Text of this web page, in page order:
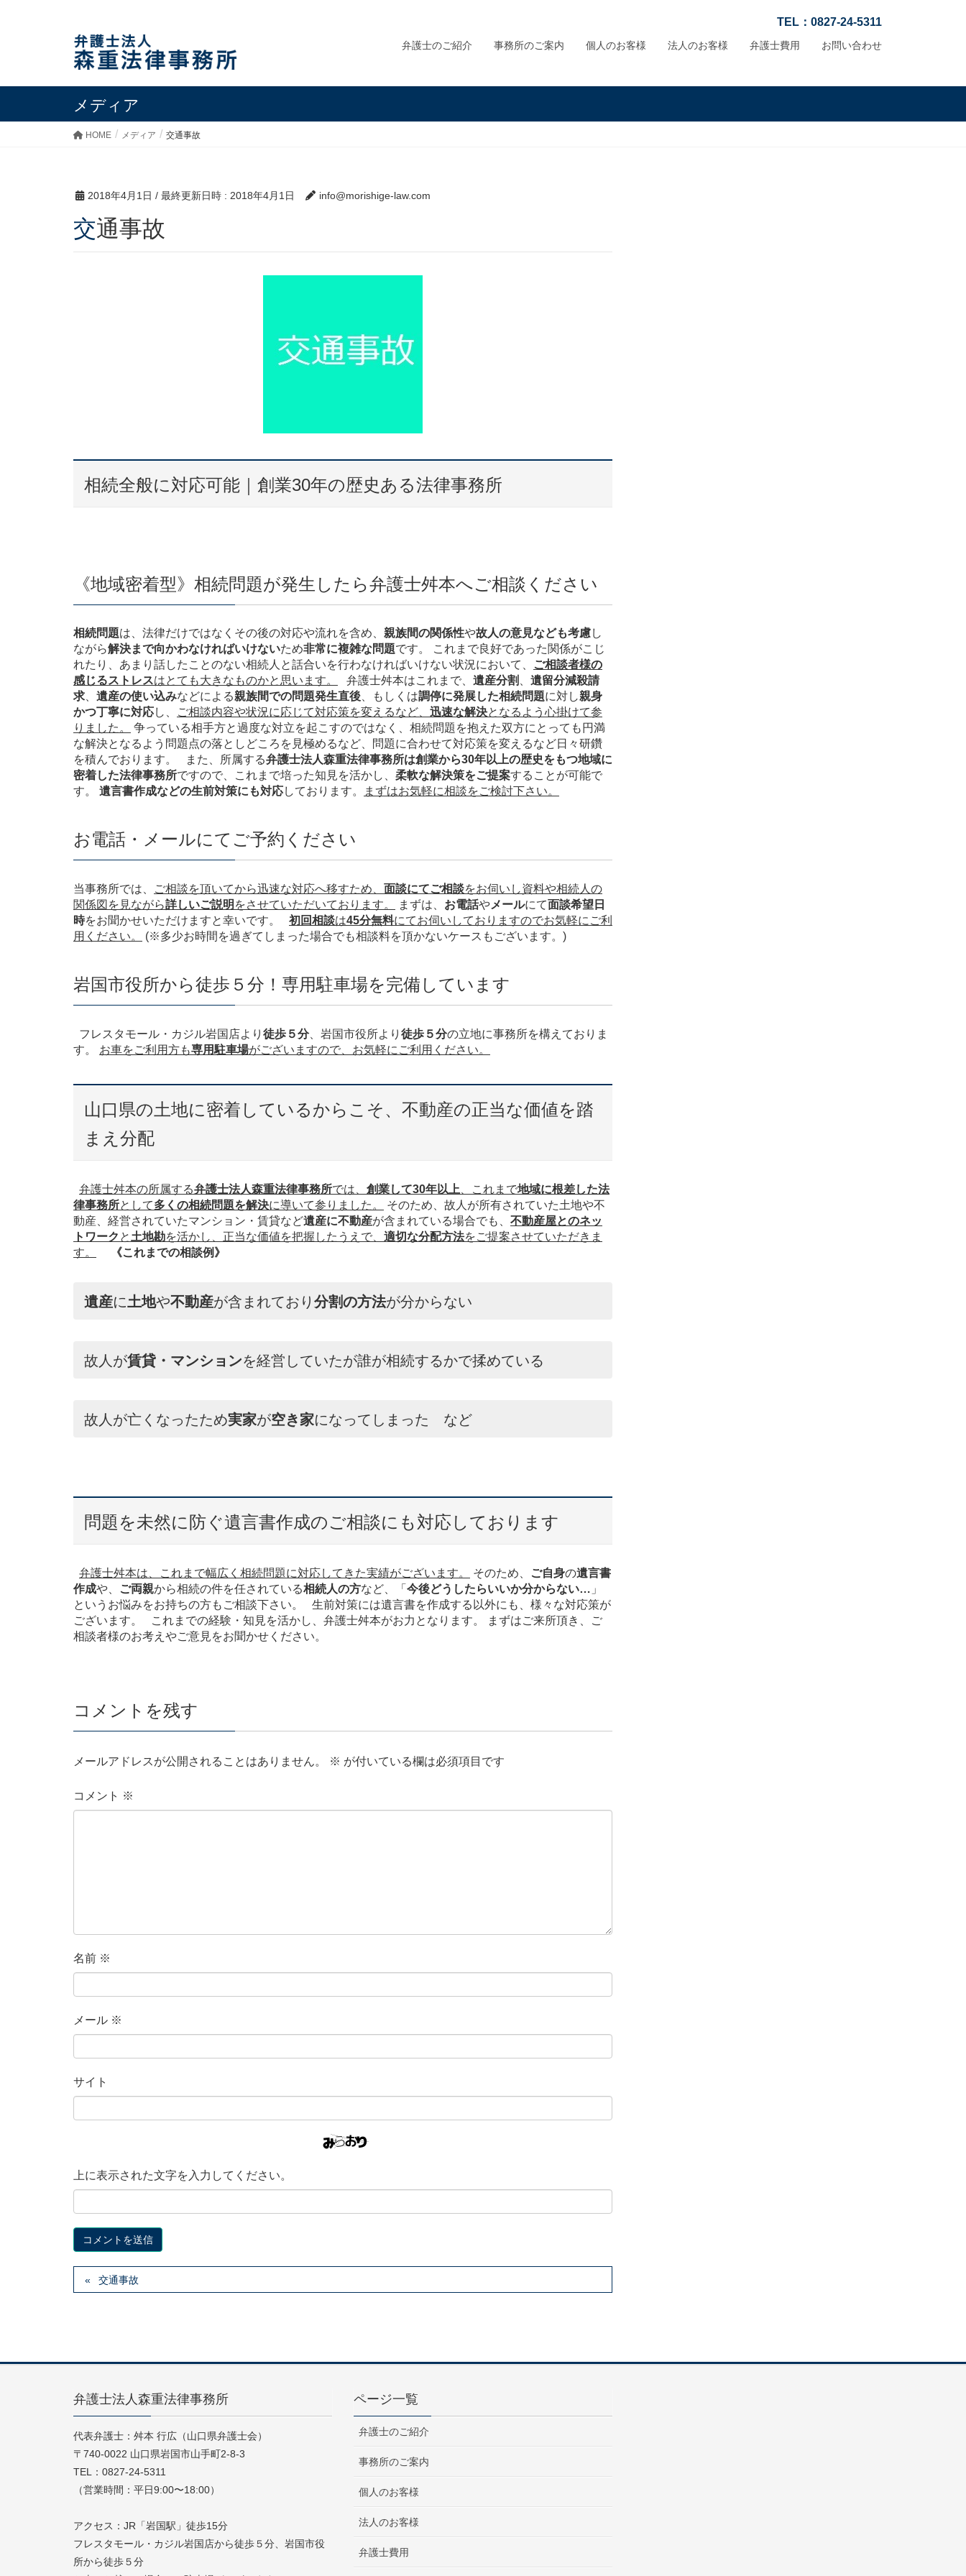
TEL：0827-24-5311
弁護士のご紹介 事務所のご案内 個人のお客様 法人のお客様 弁護士費用 お問い合わせ
メディア
HOME メディア 交通事故
2018年4月1日 / 最終更新日時 : 2018年4月1日 info@morishige-law.com
交通事故
相続全般に対応可能｜創業30年の歴史ある法律事務所
《地域密着型》相続問題が発生したら弁護士舛本へご相談ください
相続問題は、法律だけではなくその後の対応や流れを含め、 親族間の関係性や故人の意見なども考慮し
ながら解決まで向かわなければいけないため非常に複雑な問題です。 これまで良好であった関係がこじ
れたり、あまり話したことのない相続人と話合いを行わなければいけない状況において、
ご相談者様の
感じるストレスはとても大きなものかと思います。 弁護士舛本はこれまで、 遺産分割
遺留分減殺請
求
遺産の使い込みなどによる親族間での問題発生直後 、もしくは調停に発展した相続問題に対し親身
かつ丁寧に対応し、 ご相談内容や状況に応じて対応策を変えるなど、 迅速な解決となるよう心掛けて参
りました。
争っている相手方と過度な対立を起こすのではなく、相続問題を抱えた双方にとっても円満
な解決となるよう問題点の落としどころを見極めるなど、問題に合わせて対応策を変えるなど日々研鑽
を積んでおります。 また、所属する弁護士法人森重法律事務所は創業から30年以上の歴史をもつ地域に
密着した法律事務所ですので、これまで培った知見を活かし、 柔軟な解決策をご提案することが可能で
す。 遺言書作成などの生前対策にも対応しております。 まずはお気軽に相談をご検討下さい。
お電話・メールにてご予約ください
当事務所では、 ご相談を頂いてから迅速な対応へ移すため、 面談にてご相談をお伺いし資料や相続人の
関係図を見ながら詳しいご説明 をさせていただいております。 まずは、 お電話やメールにて面談希望日
時をお聞かせいただけますと幸いです。 初回相談は45分無料にてお伺いしておりますのでお気軽にご利
用ください。
(※多少お時間を過ぎてしまった場合でも相談料を頂かないケースもございます。)
岩国市役所から徒歩５分！専用駐車場を完備しています
フレスタモール・カジル岩国店より 徒歩５分、岩国市役所より 徒歩５分の立地に事務所を構えておりま
す。 お車をご利用方も専用駐車場がございますので、お気軽にご利用ください。
山口県の土地に密着しているからこそ、不動産の正当な価値を踏
まえ分配
弁護士舛本の所属する弁護士法人森重法律事務所では、 創業して30年以上 、これまで地域に根差した法
律事務所として多くの相続問題を解決に導いて参りました。
そのため、故人が所有されていた土地や不
動産、経営されていたマンション・賃貸など遺産に不動産が含まれている場合でも、 不動産屋とのネッ
トワーク と 土地勘を活かし、正当な価値を把握したうえで、 適切な分配方法をご提案させていただきま
す。
《これまでの相談例》
遺産に土地や不動産が含まれており 分割の方法が分からない
故人が賃貸・マンションを経営していたが誰が相続するかで揉めている
故人が亡くなったため実家が空き家になってしまった など
問題を未然に防ぐ遺言書作成のご相談にも対応しております
弁護士舛本は、これまで幅広く相続問題に対応してきた実績がございます。 そのため、 ご自身の遺言書
作成や、 ご両親から相続の件を任されている相続人の方など、「 今後どうしたらいいか分からない… 」
というお悩みをお持ちの方もご相談下さい。 生前対策には遺言書を作成する以外にも、様々な対応策が
ございます。 これまでの経験・知見を活かし、弁護士舛本がお力となります。 まずはご来所頂き、ご
相談者様のお考えやご意見をお聞かせください。
コメントを残す
メールアドレスが公開されることはありません。 ※ が付いている欄は必須項目です
コメント ※
名前 ※
メール ※
サイト
上に表示された文字を入力してください。
交通事故
弁護士法人森重法律事務所
代表弁護士：舛本 行広（山口県弁護士会）
〒740-0022 山口県岩国市山手町2-8-3
TEL：0827-24-5311
（営業時間：平日9:00〜18:00）
アクセス：JR「岩国駅」徒歩15分
フレスタモール・カジル岩国店から徒歩５分、岩国市役
所から徒歩５分
ページ一覧
弁護士のご紹介
事務所のご案内
個人のお客様
法人のお客様
弁護士費用